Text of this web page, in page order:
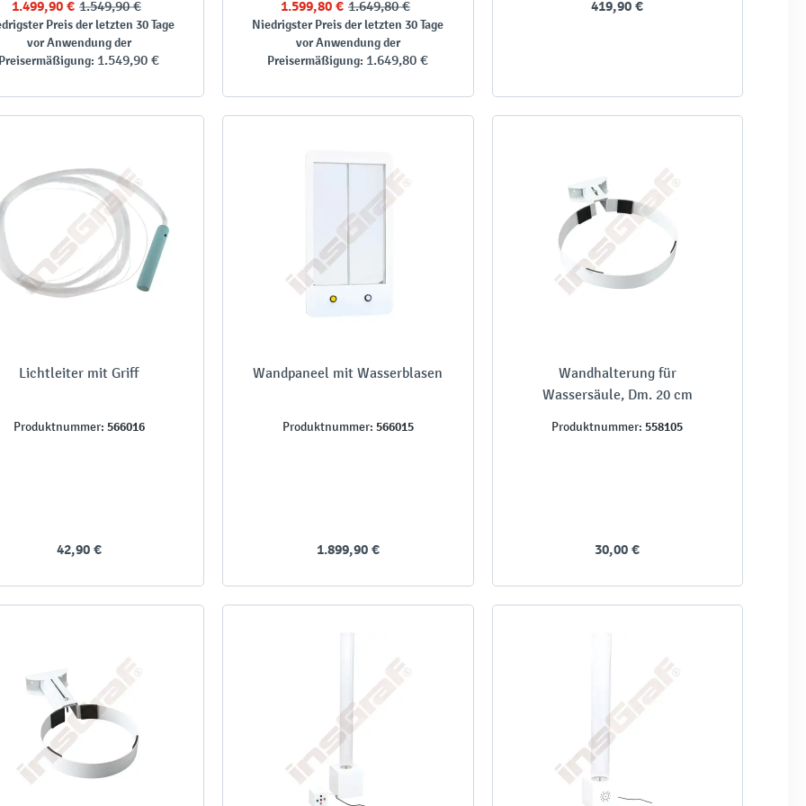
1.499,90 € 1.549,90 €
Preis der letzten 30 Tage
vor Anwendung der
1.549,90 €
1.599,80 € 1.649,80 €
Niedrigster Preis der letzten 30 Tage
vor Anwendung der
Preisermäßigung: 1.649,80 €
419,90 €
Lichtleiter mit Griff
Produktnummer: 566016
42,90 €
Wandpaneel mit Wasserblasen
Produktnummer: 566015
1.899,90 €
Wandhalterung für
Wassersäule, Dm. 20 cm
Produktnummer: 558105
30,00 €